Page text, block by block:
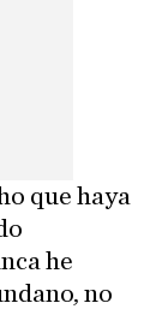
que haya
he
no